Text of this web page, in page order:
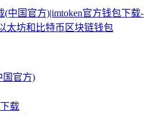
国官方)
载